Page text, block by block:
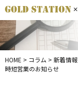
HOME > コラム > 新着情報
時短営業のお知らせ